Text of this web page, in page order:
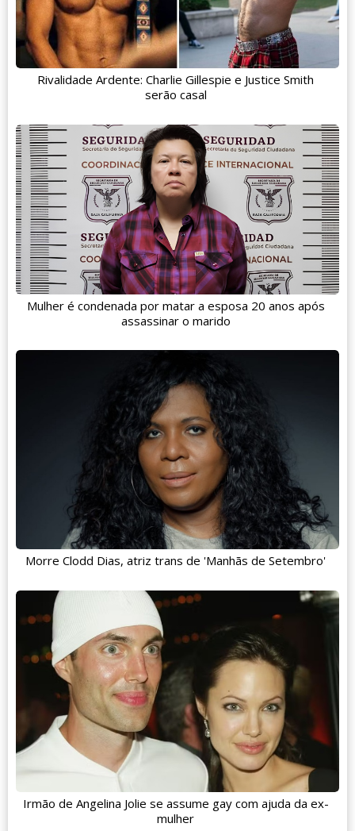
Rivalidade Ardente: Charlie Gillespie e Justice Smith
serão casal
Mulher é condenada por matar a esposa 20 anos após
assassinar o marido
Morre Clodd Dias, atriz trans de 'Manhãs de Setembro'
Irmão de Angelina Jolie se assume gay com ajuda da ex-
mulher